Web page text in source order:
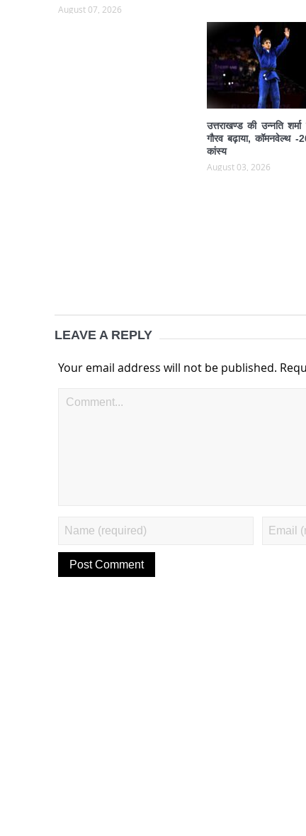
August 07, 2026
उत्तराखण्ड की उन्नति
गौरव बढ़ाया, कॉमनवेल्थ -
कांस्य
August 03, 2026
LEAVE A REPLY
Your email address will not be published.